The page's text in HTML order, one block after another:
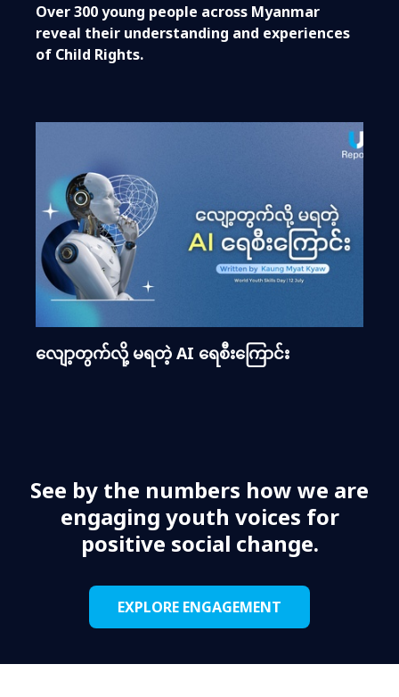
Over 300 young people across Myanmar
reveal their understanding and experiences
of Child Rights.
လျော့တွက်လို့ မရတဲ့ AI ရေစီးကြောင်း
See by the numbers how we are
engaging youth voices for
positive social change.
EXPLORE ENGAGEMENT